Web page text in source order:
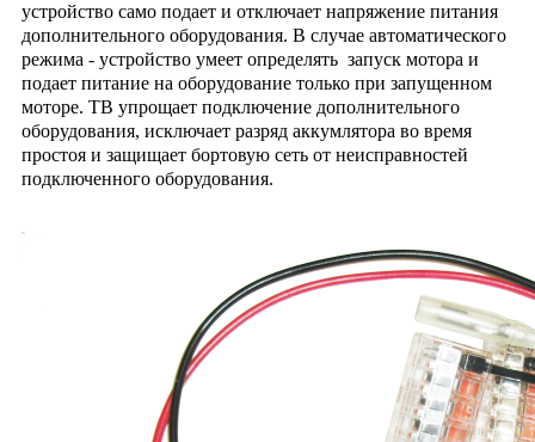
устройство само подает и отключает напряжение питания
дополнительного оборудования. В случае автоматического
режима - устройство умеет определять запуск мотора и
подает питание на оборудование только при запущенном
моторе. TB упрощает подключение дополнительного
оборудования, исключает разряд аккумлятора во время
простоя и защищает бортовую сеть от неисправностей
подключенного оборудования.